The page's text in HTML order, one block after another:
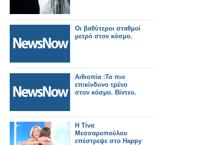
Οι βαθύτεροι σταθμοί
μετρό στον κόσμο.
Αιθιοπία :Το πιο
επικίνδυνο τρένο
στον κόσμο. Βίντεο.
Η Τίνα
Μεσσαροπούλου
επέστρεψε στο Happy